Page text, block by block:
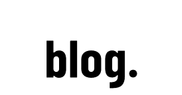
blog.